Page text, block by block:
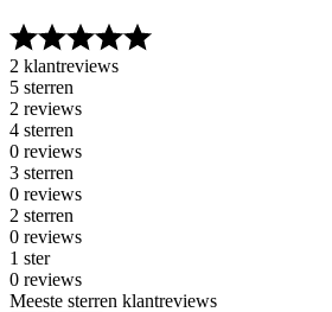
2 klantreviews
5 sterren
2 reviews
4 sterren
0 reviews
3 sterren
0 reviews
2 sterren
0 reviews
1 ster
0 reviews
Meeste sterren klantreviews